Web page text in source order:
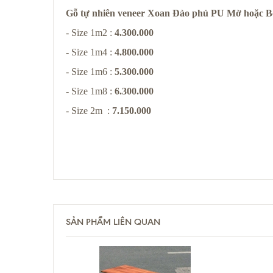
Gỗ tự nhiên veneer Xoan Đào phủ PU Mờ hoặc
- Size 1m2 : 4.300.000
- Size 1m4 : 4.800.000
- Size 1m6 : 5.300.000
- Size 1m8 : 6.300.000
- Size 2m : 7.150.000
SẢN PHẨM LIÊN QUAN